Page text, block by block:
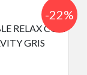
-22%